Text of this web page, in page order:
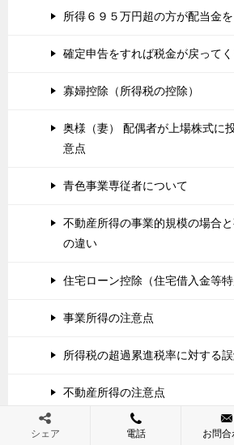
所得６９５万円超の方が配当金
確定申告をすれば税金が戻って
寡婦控除（所得税の控除）
奥様（妻） 配偶者が上場株式に
意点
青色事業専従者について
不動産所得の事業的規模の場合
の違い
住宅ローン控除（住宅借入金等
事業所得の注意点
所得税の超過累進税率に対する
不動産所得の注意点
会社と役員との取引に係る注意点
シェア 電話 お問合